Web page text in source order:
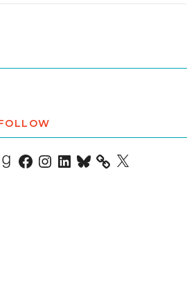
Goodreads
Facebook
Instagram
LinkedIn
Bluesky X